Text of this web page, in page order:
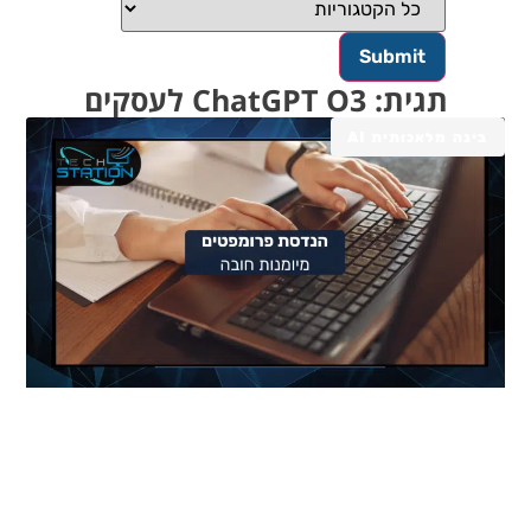
תגית: ChatGPT O3 לעסקים